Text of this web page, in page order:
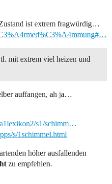
ist extrem fragwürdig…
mit extrem viel heizen und
auffangen, ah ja…
s1/schimm…
s/1schimmel.html
höher ausfallenden
zu empfehlen.